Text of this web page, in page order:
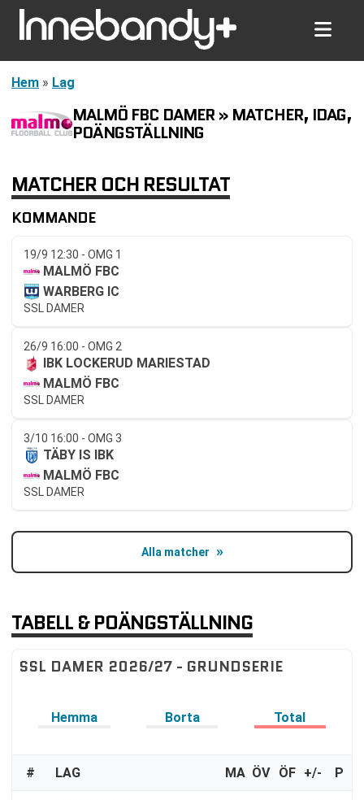
Hem » Lag
MALMÖ FBC DAMER » MATCHER, IDAG,
POÄNGSTÄLLNING
MATCHER OCH RESULTAT
KOMMANDE
19/9 12:30 - OMG 1
MALMÖ FBC
WARBERG IC
SSL DAMER
26/9 16:00 - OMG 2
IBK LOCKERUD MARIESTAD
MALMÖ FBC
SSL DAMER
3/10 16:00 - OMG 3
TÄBY IS IBK
MALMÖ FBC
SSL DAMER
Alla matcher
TABELL & POÄNGSTÄLLNING
SSL DAMER 2026/27 - GRUNDSERIE
Hemma Borta Total
# LAG MA ÖV ÖF +/- P